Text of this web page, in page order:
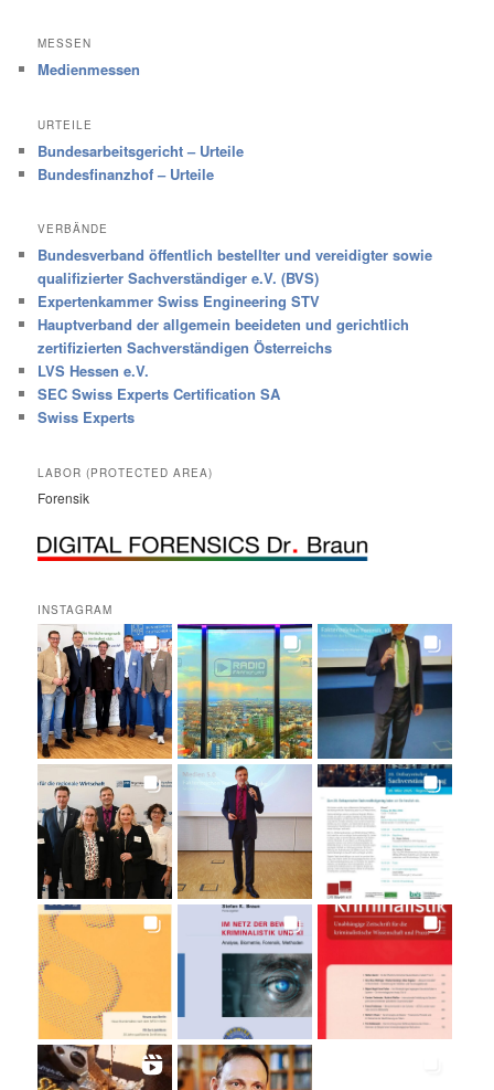
MESSEN
Medienmessen
URTEILE
Bundesarbeitsgericht – Urteile
Bundesfinanzhof – Urteile
VERBÄNDE
Bundesverband öffentlich bestellter und vereidigter sowie
qualifizierter Sachverständiger e.V. (BVS)
Expertenkammer Swiss Engineering STV
Hauptverband der allgemein beeideten und gerichtlich
zertifizierten Sachverständigen Österreichs
LVS Hessen e.V.
SEC Swiss Experts Certification SA
Swiss Experts
LABOR (PROTECTED AREA)
Forensik
INSTAGRAM